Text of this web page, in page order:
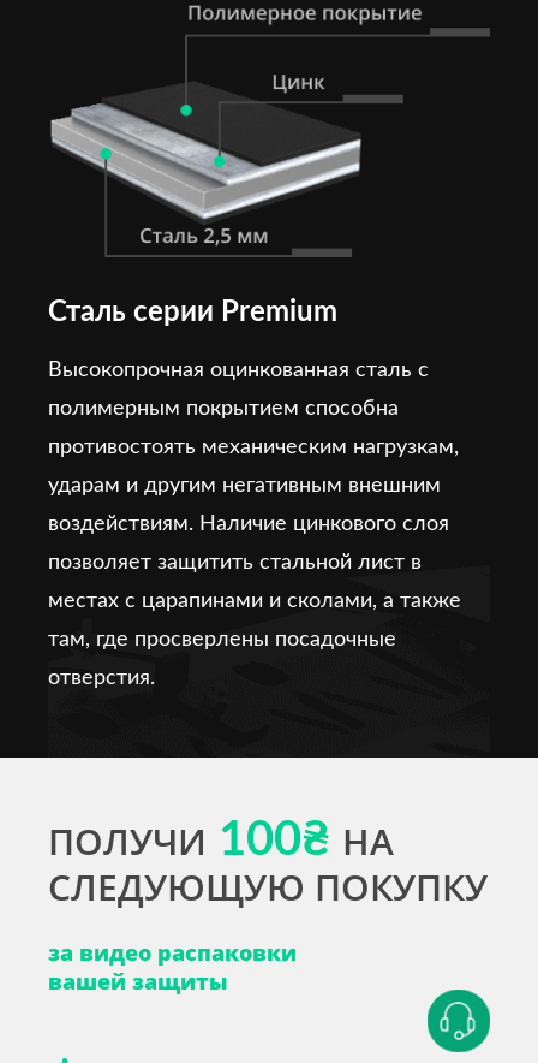
Сталь серии Premium
Высокопрочная оцинкованная сталь с
полимерным покрытием способна
противостоять механическим нагрузкам,
ударам и другим негативным внешним
воздействиям. Наличие цинкового слоя
позволяет защитить стальной лист в
местах с царапинами и сколами, а также
там, где просверлены посадочные
отверстия.
ПОЛУЧИ 100₴ НА
СЛЕДУЮЩУЮ ПОКУПКУ
за видео распаковки
вашей защиты